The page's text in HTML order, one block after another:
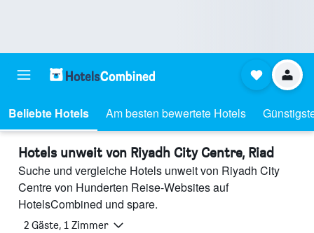
Beliebte Hotels Am besten bewertete Hotels
Hotels unweit von Riyadh City Centre, Riad
Suche und vergleiche Hotels unweit von Riyadh City
Centre von Hunderten Reise-Websites auf
HotelsCombined und spare.
2 Gäste, 1 Zimmer